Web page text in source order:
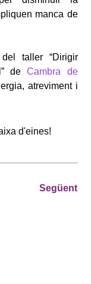
manca de
taller “Dirigir
deCambra de
atreviment i
d'eines!
Següent